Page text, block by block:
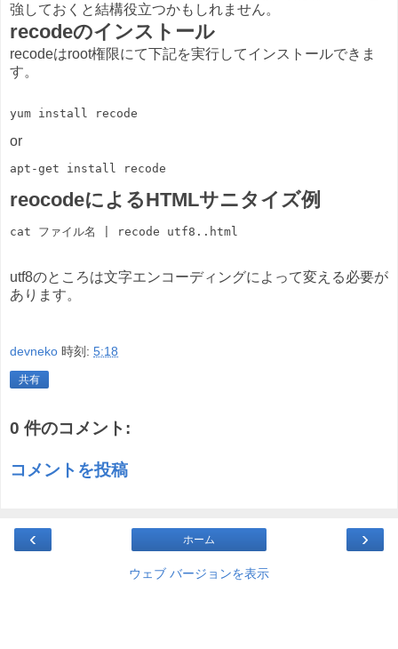
強しておくと結構役立つかもしれません。
recodeのインストール
recodeはroot権限にて下記を実行してインストールできま
す。
or
apt-get install recode
reocodeによるHTMLサニタイズ例
utf8のところは文字エンコーディングによって変える必要が
あります。
devneko 時刻: 5:18
共有
0 件のコメント:
コメントを投稿
‹ ›
ホーム
ウェブ バージョンを表示